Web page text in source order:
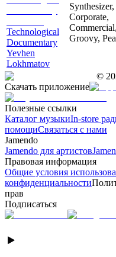
Technological
Documentary
Yevhen
Lokhmatov
Synthesizer,
Corporate,
Groovy,
©
Скачать приложение
Полезные ссылки
Каталог музыкиIn-store
помощиСвязаться с нами
Jamendo
Jamendo для артистов
Правовая информация
Общие условия
конфиденциальности
прав
Подписаться